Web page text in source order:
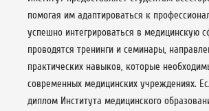
помогая им адаптироваться к
успешно интегрироваться в медицинскую
проводятся тренинги и семинары,
практических навыков, которые
современных медицинских учреждениях.
диплом Института медицинского